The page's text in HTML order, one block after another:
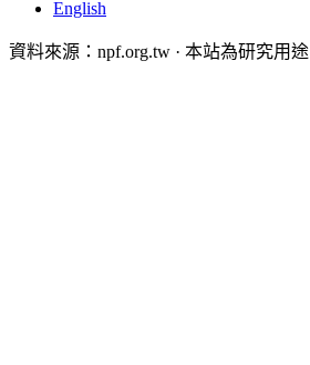
English
資料來源：npf.org.tw · 本站為研究用途